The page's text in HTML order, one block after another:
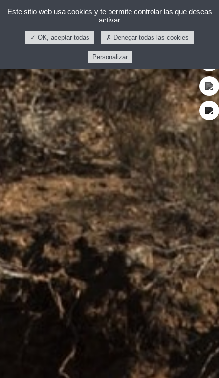
Este sitio web usa cookies y te permite controlar las que deseas
activar
OK, aceptar todas Denegar todas las cookies
Personalizar